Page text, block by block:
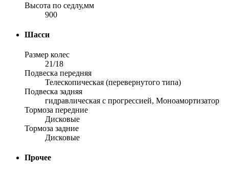
Высота по седлу,мм
900
Шасси
Размер колес
21/18
Подвеска передняя
Телескопическая (перевернутого типа)
Подвеска задняя
гидравлическая с прогрессией, Моноамортизатор
Тормоза передние
Дисковые
Тормоза задние
Дисковые
Прочее